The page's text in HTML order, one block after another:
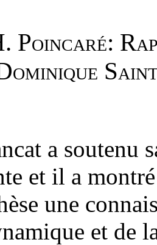
Poincaré:
a soutenu
et il a
une
et de